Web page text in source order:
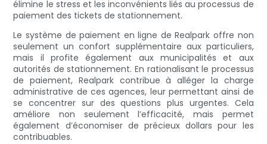
élimine le stress et les inconvénients liés au processus de
paiement des tickets de stationnement.
Le système de paiement en ligne de Realpark offre non
seulement un confort supplémentaire aux particuliers,
mais il profite également aux municipalités et aux
autorités de stationnement. En rationalisant le processus
de paiement, Realpark contribue à alléger la charge
administrative de ces agences, leur permettant ainsi de
se concentrer sur des questions plus urgentes. Cela
améliore non seulement l’efficacité, mais permet
également d’économiser de précieux dollars pour les
contribuables.